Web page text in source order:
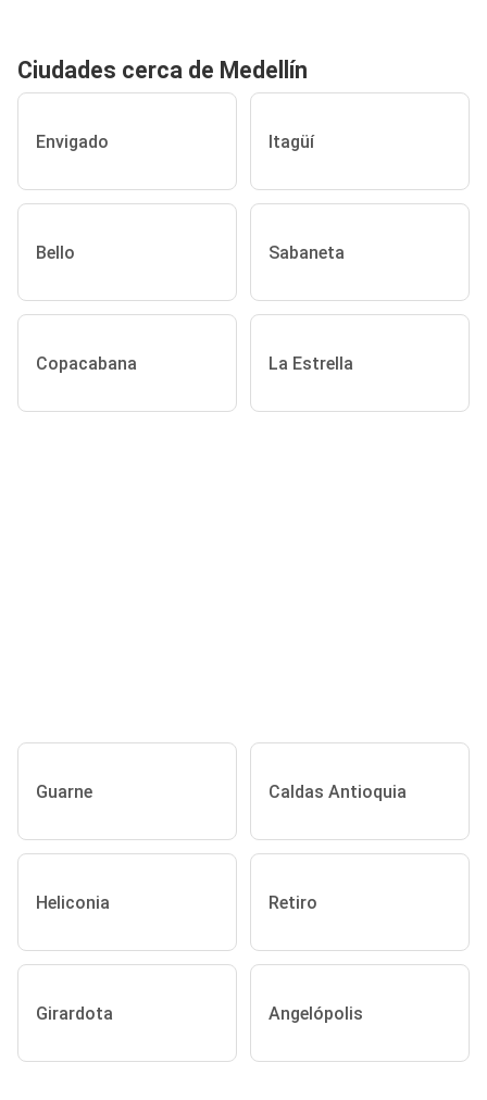
Ciudades cerca de Medellín
Envigado Itagüí
Bello Sabaneta
Copacabana La Estrella
Guarne Caldas Antioquia
Heliconia Retiro
Girardota Angelópolis